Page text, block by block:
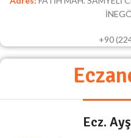
+90
Ecz.